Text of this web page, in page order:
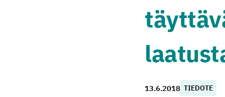
13.6.2018 TIEDOTE